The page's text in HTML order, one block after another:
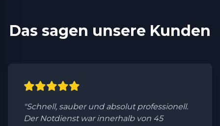
Das sagen unsere Kunden
"Schnell, sauber und absolut professionell.
Der Notdienst war innerhalb von 45